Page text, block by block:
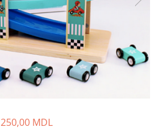
250,00 MDL